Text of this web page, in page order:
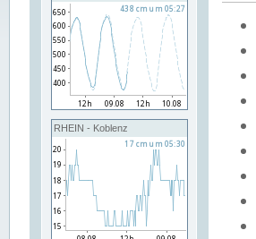
RHEIN - Koblenz